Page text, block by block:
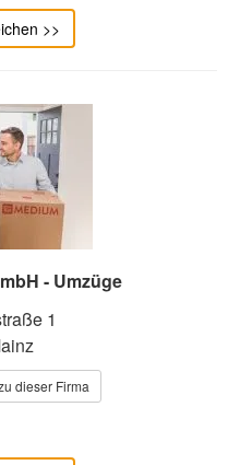
>>
- Umzüge
1
dieser Firma